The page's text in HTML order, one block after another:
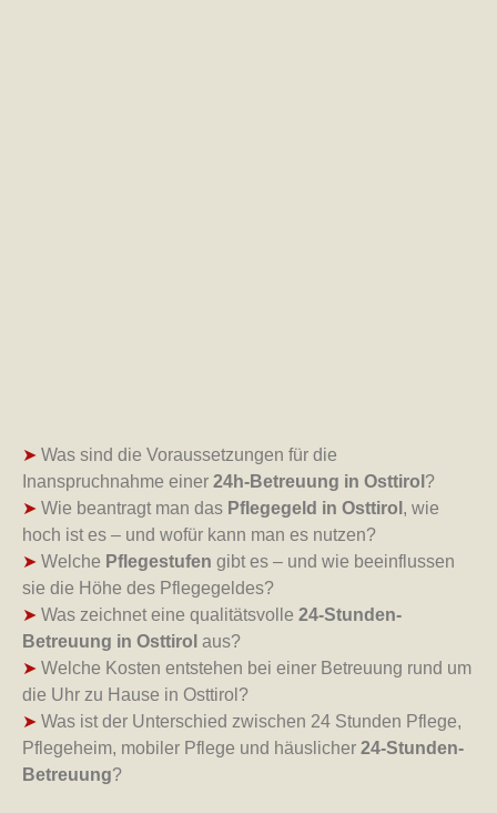
➤ Was sind die Voraussetzungen für die
Inanspruchnahme einer 24h-Betreuung in Osttirol ?
➤ Wie beantragt man das Pflegegeld in Osttirol , wie
hoch ist es – und wofür kann man es nutzen?
➤ Welche Pflegestufen gibt es – und wie beeinflussen
sie die Höhe des Pflegegeldes?
➤ Was zeichnet eine qualitätsvolle 24-Stunden-
Betreuung in Osttirol aus?
➤ Welche Kosten entstehen bei einer Betreuung rund um
die Uhr zu Hause in Osttirol?
➤ Was ist der Unterschied zwischen 24 Stunden Pflege,
Pflegeheim, mobiler Pflege und häuslicher 24-Stunden-
Betreuung?